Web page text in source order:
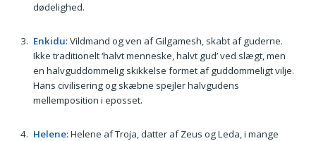
dødelighed.
Enkidu: Vildmand og ven af Gilgamesh, skabt af guderne.
Ikke traditionelt ‘halvt menneske, halvt gud’ ved slægt, men
en halvguddommelig skikkelse formet af guddommeligt vilje.
Hans civilisering og skæbne spejler halvgudens
mellemposition i eposset.
Helene: Helene af Troja, datter af Zeus og Leda, i mange